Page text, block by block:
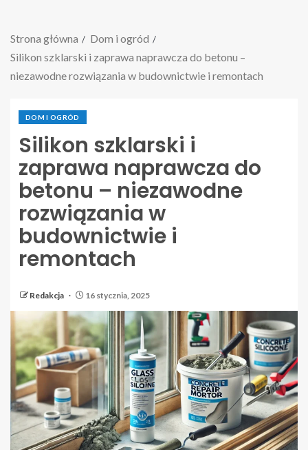
Strona główna
Dom i ogród
Silikon szklarski i zaprawa naprawcza do betonu –
niezawodne rozwiązania w budownictwie i remontach
DOM I OGRÓD
Silikon szklarski i
zaprawa naprawcza do
betonu – niezawodne
rozwiązania w
budownictwie i
remontach
Redakcja 16 stycznia, 2025